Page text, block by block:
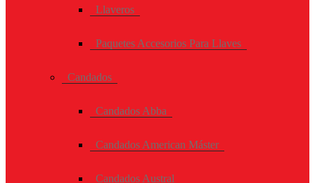
Llaveros
Paquetes Accesorios Para Llaves
Candados
Candados Abba
Candados American Máster
Candados Austral